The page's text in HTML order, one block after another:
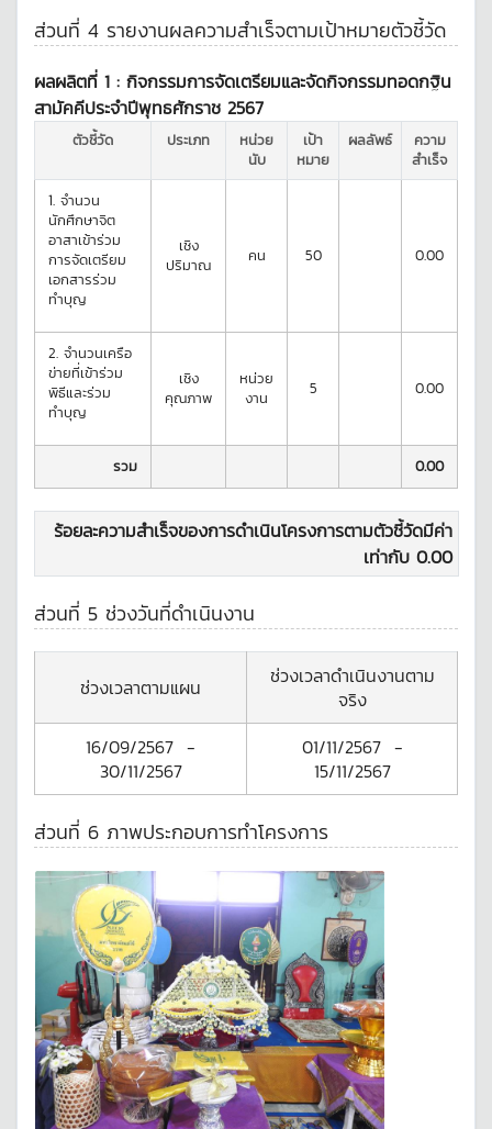
ส่วนที่ 4 รายงานผลความสำเร็จตามเป้าหมายตัวชี้วัด
ผลผลิตที่ 1 : กิจกรรมการจัดเตรียมและจัดกิจกรรมทอดกฐิน
สามัคคีประจำปีพุทธศักราช 2567
ตัวชี้วัด ประเภท
หน่วย
นับ
เป้า
หมาย
ผลลัพธ์
ความ
สำเร็จ
1. จำนวน
นักศึกษาจิต
อาสาเข้าร่วม
การจัดเตรียม
เอกสารร่วม
ทำบุญ
เชิง
ปริมาณ
คน 50 0.00
2. จำนวนเครือ
ข่ายที่เข้าร่วม
พิธีและร่วม
ทำบุญ
เชิง
คุณภาพ
หน่วย
งาน
5 0.00
รวม 0.00
ร้อยละความสำเร็จของการดำเนินโครงการตามตัวชี้วัดมีค่า
เท่ากับ 0.00
ส่วนที่ 5 ช่วงวันที่ดำเนินงาน
ช่วงเวลาตามแผน
ช่วงเวลาดำเนินงานตาม
จริง
16/09/2567 -
30/11/2567
01/11/2567-
15/11/2567
ส่วนที่ 6 ภาพประกอบการทำโครงการ